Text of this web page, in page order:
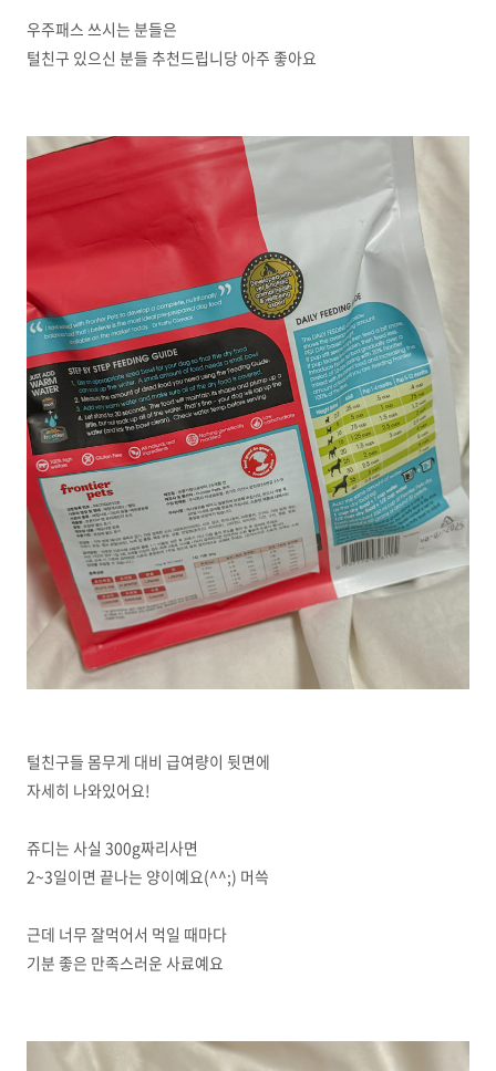
우주패스 쓰시는 분들은
털친구 있으신 분들 추천드립니당 아주 좋아요
털친구들 몸무게 대비 급여량이 뒷면에
자세히 나와있어요!
쥬디는 사실 300g짜리사면
2~3일이면 끝나는 양이예요(^^;) 머쓱
근데 너무 잘먹어서 먹일 때마다
기분 좋은 만족스러운 사료예요